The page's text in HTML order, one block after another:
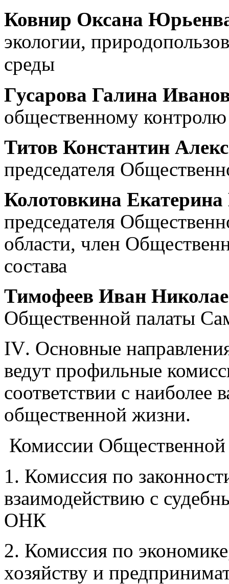
Ковнир Оксана
экологии,
среды
Гусарова Галина
общественному
Титов Константин
председателя
Колотовкина
председателя
области, член
состава
Тимофеев Иван
Общественной палаты
IV. Основные
ведут профильные
соответствии с
общественной жизни.
Комиссии Общественной
1. Комиссия по
взаимодействию с
ОНК
2. Комиссия по
хозяйству и